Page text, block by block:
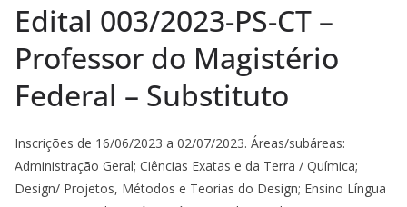
Edital 003/2023-PS-CT –
Professor do Magistério
Federal – Substituto
Inscrições de 16/06/2023 a 02/07/2023. Áreas/subáreas:
Administração Geral; Ciências Exatas e da Terra / Química;
Design/ Projetos, Métodos e Teorias do Design; Ensino Língua